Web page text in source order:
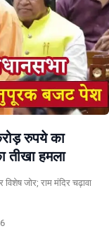
रुपये का
तीखा हमला
विशेष जोर; राम मंदिर चढ़ावा